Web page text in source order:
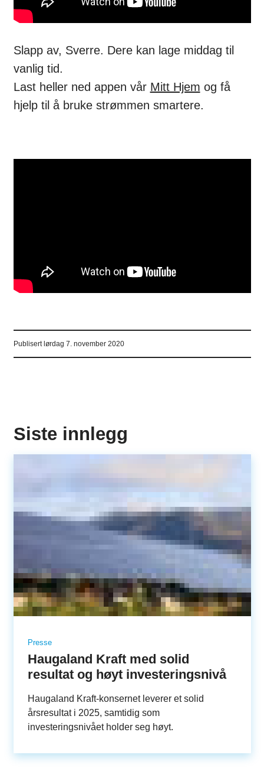
Slapp av, Sverre. Dere kan lage middag til
vanlig tid.
Last heller ned appen vår Mitt Hjem og få
hjelp til å bruke strømmen smartere.
Publisertlørdag 7. november 2020
Siste innlegg
Presse
Haugaland Kraft med solid
resultat og høyt investeringsnivå
Haugaland Kraft-konsernet leverer et solid
årsresultat i 2025, samtidig som
investeringsnivået holder seg høyt.